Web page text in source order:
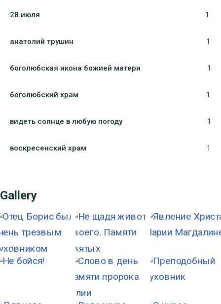
28 июля 1
анатолий трушин 1
боголюбская икона божией матери 1
боголюбский храм 1
видеть солнце в любую погоду 1
воскресенский храм 1
Gallery